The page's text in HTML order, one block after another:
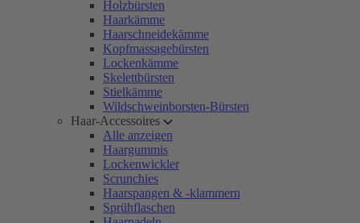
Holzbürsten
Haarkämme
Haarschneidekämme
Kopfmassagebürsten
Lockenkämme
Skelettbürsten
Stielkämme
Wildschweinborsten-Bürsten
Haar-Accessoires
Alle anzeigen
Haargummis
Lockenwickler
Scrunchies
Haarspangen & -klammern
Sprühflaschen